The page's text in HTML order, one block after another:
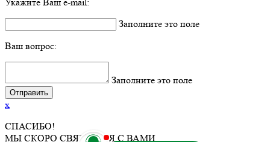
Укажите Ваш e-mail:
Заполните это поле
Ваш вопрос:
Заполните это поле
x
СПАСИБО!
МЫ СКОРО СВЯЖЕМСЯ С ВАМИ.